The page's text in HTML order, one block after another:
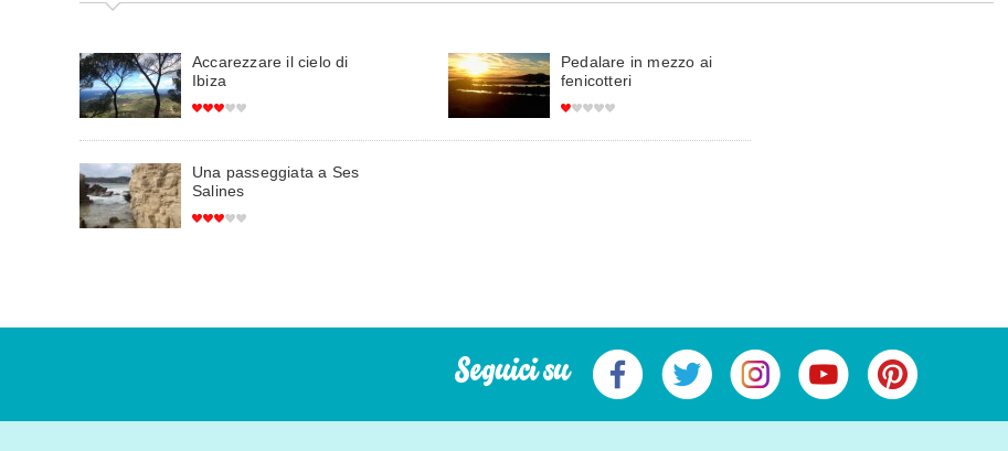
Accarezzare il cielo di
Ibiza
Pedalare in mezzo ai
fenicotteri
Una passeggiata a Ses
Salines
Seguici su